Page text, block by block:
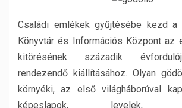
Családi emlékek gyűjtésébe kezd a
Könyvtár és Információs Központ az
kitörésének századik
rendezendő kiállításához. Olyan
környéki, az első világháborúval
képeslapok, levelek,